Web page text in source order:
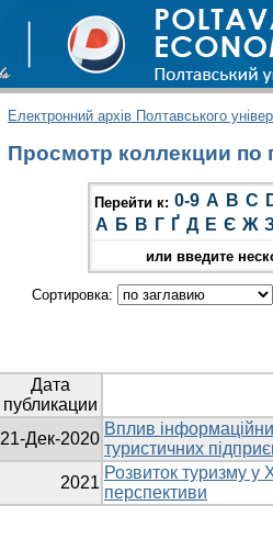
Електронний архів Полтавського
Просмотр коллекции по
Перейти к: 0-9 A B C
А Б В Г Ґ Д Е Є Ж
или введите
Сортировка:
Дата
публикации
21-Дек-2020
Вплив
туристичних
2021
Розвиток туризму у
перспективи